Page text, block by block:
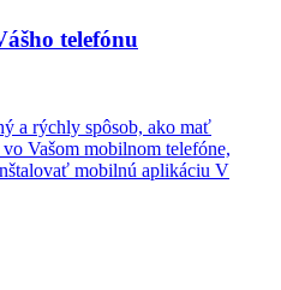
telefónu
a rýchly spôsob, ako mať
Vašom mobilnom telefóne,
mobilnú aplikáciu V